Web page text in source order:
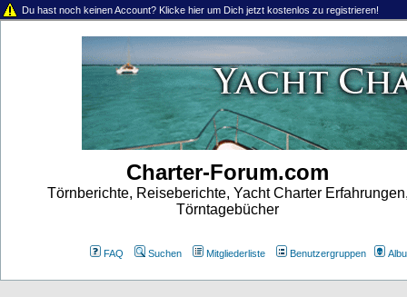
Du hast noch keinen Account? Klicke hier um Dich jetzt kostenlos zu registrieren!
Charter-Forum.com
Törnberichte, Reiseberichte, Yacht Charter
Törntagebücher
FAQ Suchen Mitgliederliste Benutzergruppen